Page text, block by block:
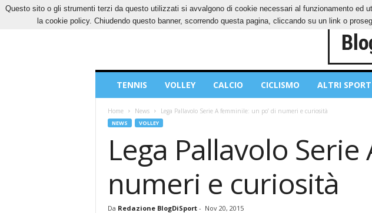
GIOVEDÌ, 6 AGOSTO 2026 CONTATTI COOKIES PRIVACY POLICY
Sport
TENNIS VOLLEY CALCIO CICLISMO ALTRI SPORT
Home News Lega Pallavolo Serie A femminile: un po’ di numeri e curiosità
NEWS VOLLEY
Lega Pallavolo
numeri e curiosità
Da Redazione BlogDiSport- Nov 20, 2015
Questo sito o gli strumenti terzi da questo utilizzati si avvalgono di cookie necessari al funzionamento
la cookie policy. Chiudendo questo banner, scorrendo questa pagina, cliccando su un link o